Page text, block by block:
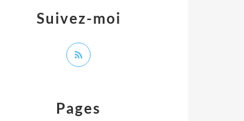
Pages
Suivez-moi